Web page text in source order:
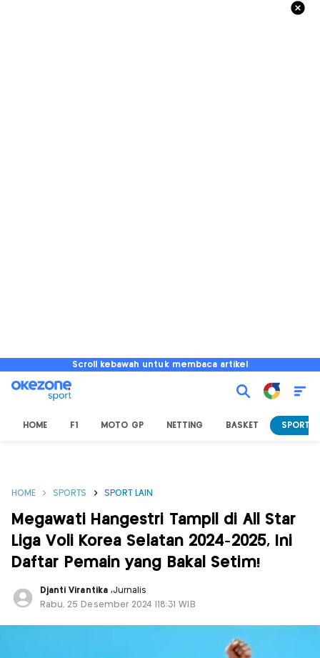
Scroll kebawah untuk membaca artikel
HOME F1 MOTO GP NETTING BASKET SPORT
HOME SPORTS SPORT LAIN
Megawati Hangestri Tampil di All Star
Liga Voli Korea Selatan 2024-2025, Ini
Daftar Pemain yang Bakal Setim!
Djanti Virantika ,Jurnalis
Rabu, 25 Desember 2024 |18:31 WIB